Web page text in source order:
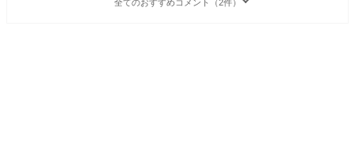
全てのおすすめコメント（2件）